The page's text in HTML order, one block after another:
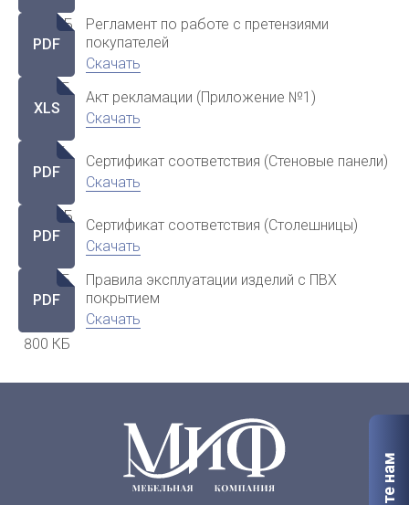
1.92 МБ
PDF
359 КБ
Регламент по работе с претензиями
покупателей
Скачать
XLS
42 КБ
Акт рекламации (Приложение №1)
Скачать
PDF
1.92 МБ
Сертификат соответствия (Стеновые панели)
Скачать
PDF
568 КБ
Сертификат соответствия (Столешницы)
Скачать
PDF
800 КБ
Правила эксплуатации изделий с ПВХ
покрытием
Скачать